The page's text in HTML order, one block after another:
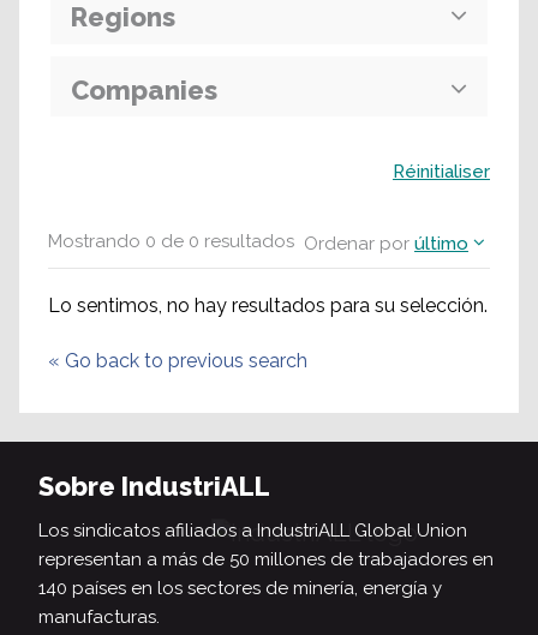
Mostrando 0 de 0 resultados Ordenar por último
Lo sentimos, no hay resultados para su selección.
« Go back to previous search
Regions
Companies
Réinitialiser
Sobre IndustriALL
Los sindicatos afiliados a IndustriALL Global Union
representan a más de 50 millones de trabajadores en
140 países en los sectores de minería, energía y
manufacturas.